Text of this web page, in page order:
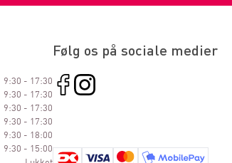
9:30 - 17:30
9:30 - 17:30
9:30 - 17:30
9:30 - 17:30
9:30 - 18:00
9:30 - 15:00
Følg os på sociale medier